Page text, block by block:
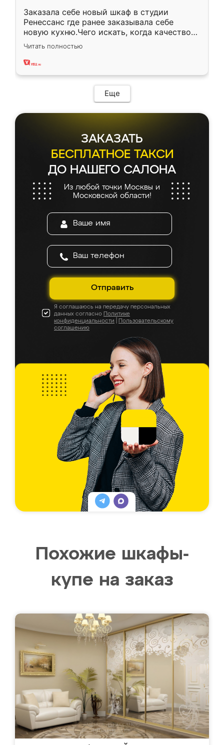
Заказала себе новый шкаф в студии
Ренессанс где ранее заказывала себе
новую кухню.Чего искать, когда качеством
вполне довольна. Служит кухня уже почти
два года, нареканий нет.
Читать полностью
Еще
ЗАКАЗАТЬ
БЕСПЛАТНОЕ ТАКСИ
ДО НАШЕГО САЛОНА
Из любой точки Москвы и
Московской области!
Отправить
Я соглашаюсь на передачу персональных
данных согласно Политике
конфиденциальности
Пользовательскому
соглашению
Похожие шкафы-
купе на заказ